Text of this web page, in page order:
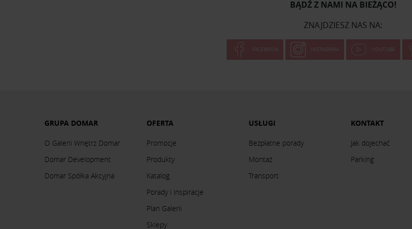
BĄDŹ Z NAMI NA BIEŻĄCO!
ZNAJDZIESZ NAS NA:
FACEBOOK INSTAGRAM YOUTUBE
GRUPA DOMAR
O Galerii Wnętrz Domar
Domar Development
Domar Spółka Akcyjna
OFERTA
Promocje
Produkty
Katalog
Porady i inspiracje
Plan Galerii
Sklepy
USŁUGI
Bezpłatne porady
Montaż
Transport
KONTAKT
Jak dojechać
Parking